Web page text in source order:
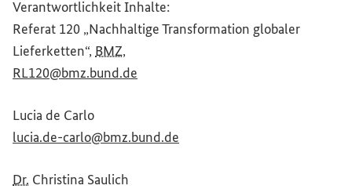
Verantwortlichkeit Inhalte:
Referat 120 „Nachhaltige Transformation globaler
Lieferketten“, BMZ,
RL120@bmz.bund.de
Lucia de Carlo
lucia.de-carlo@bmz.bund.de
Dr. Christina Saulich